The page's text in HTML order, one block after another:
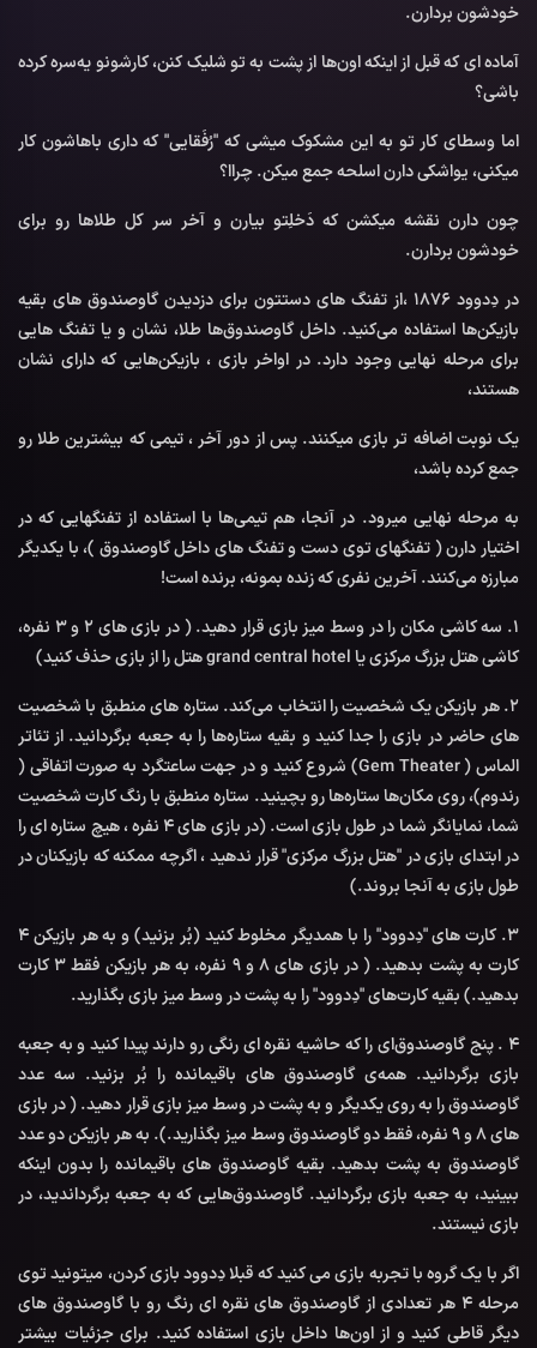
خودشون بردارن.
آماده ای که قبل از اینکه اون‌ها از پشت به تو شلیک کنن، کارشونو یه‌سره کرده
باشی؟
اما وسطای کار تو به این مشکوک میشی که "رُفَقایی" که داری باهاشون کار
میکنی، یواشکی دارن اسلحه جمع میکن. چراا؟
چون دارن نقشه میکشن که دَخلِتو بیارن و آخر سر کل طلاها رو برای
خودشون بردارن.
در دِدوود 1876 ،از تفنگ های دستتون برای دزدیدن گاوصندوق های بقیه
بازیکن‌ها استفاده می‌کنید. داخل گاوصندوق‌ها طلا، نشان و یا تفنگ هایی
برای مرحله نهایی وجود دارد. در اواخر بازی ، بازیکن‌هایی که دارای نشان
هستند،
یک نوبت اضافه تر بازی میکنند. پس از دور آخر ، تیمی که بیشترین طلا رو
جمع کرده باشد،
به مرحله نهایی میرود. در آنجا، هم تیمی‌ها با استفاده از تفنگهایی که در
اختیار دارن ( تفنگهای توی دست و تفنگ های داخل گاوصندوق )، با یکدیگر
مبارزه می‌کنند. آخرین نفری که زنده بمونه، برنده است!
1. سه کاشی مکان را در وسط میز بازی قرار دهید. ( در بازی های 2 و 3 نفره،
کاشی هتل بزرگ مرکزی یا grand central hotel هتل را از بازی حذف کنید)
2. هر بازیکن یک شخصیت را انتخاب می‌کند. ستاره های منطبق با شخصیت
های حاضر در بازی را جدا کنید و بقیه ستاره‌ها را به جعبه برگردانید. از تئاتر
الماس ( Gem Theater) شروع کنید و در جهت ساعتگرد به صورت اتفاقی (
رندوم)، روی مکان‌ها ستاره‌ها رو بچینید. ستاره منطبق با رنگ کارت شخصیت
شما، نمایانگر شما در طول بازی است. (در بازی های 4 نفره ، هیچ ستاره ای را
در ابتدای بازی در "هتل بزرگ مرکزی" قرار ندهید ، اگرچه ممکنه که بازیکنان در
طول بازی به آنجا بروند.)
3. کارت های "دِدوود" را با همدیگر مخلوط کنید (بُر بزنید) و به هر بازیکن 4
کارت به پشت بدهید. ( در بازی های 8 و 9 نفره، به هر بازیکن فقط 3 کارت
بدهید.) بقیه کارت‌های "دِدوود" را به پشت در وسط میز بازی بگذارید.
4 . پنج گاوصندوق‌ای را که حاشیه نقره ای رنگی رو دارند پیدا کنید و به جعبه
بازی برگردانید. همه‌ی گاوصندوق های باقیمانده را بُر بزنید. سه عدد
گاوصندوق را به روی یکدیگر و به پشت در وسط میز بازی قرار دهید. ( در بازی
های 8 و 9 نفره، فقط دو گاوصندوق وسط میز بگذارید.). به هر بازیکن دو عدد
گاوصندوق به پشت بدهید. بقیه گاوصندوق های باقیمانده را بدون اینکه
ببینید، به جعبه بازی برگردانید. گاوصندوق‌هایی که به جعبه برگرداندید، در
بازی نیستند.
اگر با یک گروه با تجربه بازی می کنید که قبلا دِدوود بازی کردن، میتونید توی
مرحله 4 هر تعدادی از گاوصندوق های نقره ای رنگ رو با گاوصندوق های
دیگر قاطی کنید و از اون‌ها داخل بازی استفاده کنید. برای جزئیات بیشتر